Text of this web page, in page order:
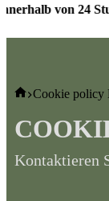
von 24
Startseite
Cookie policy
Kontaktieren